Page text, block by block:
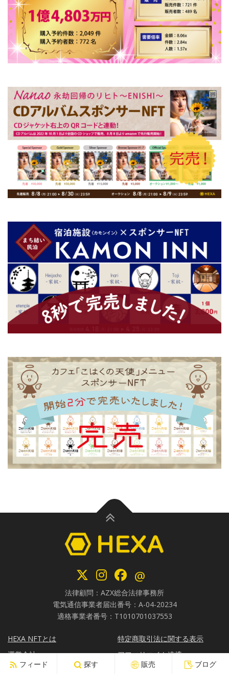
フィード 探す 販売 ブログ
@
法律顧問：AZX総合法律事務所
電気通信事業者届出番号：A-04-20234
適格事業者番号：T1010701037553
HEXA NFTとは
運営会社
発行者利用規約
特定商取引法に関する表示
アフィリエイト連携
HEXALAND広告枠の特則